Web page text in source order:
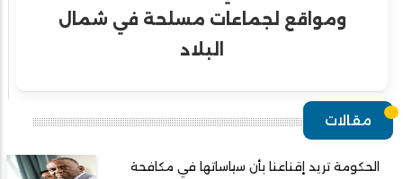
ومواقع لجماعات مسلحة في شمال
البلاد
مقالات
الحكومة تريد إقناعنا بأن سياساتها في مكافحة